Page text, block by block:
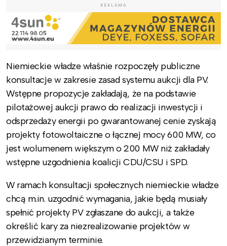
REKLAMA
Niemieckie władze właśnie rozpoczęły publiczne
konsultacje w zakresie zasad systemu aukcji dla PV.
Wstępne propozycje zakładają, że na podstawie
pilotażowej aukcji prawo do realizacji inwestycji i
odsprzedaży energii po gwarantowanej cenie zyskają
projekty fotowoltaiczne o łącznej mocy 600 MW, co
jest wolumenem większym o 200 MW niż zakładały
wstępne uzgodnienia koalicji CDU/CSU i SPD.
W ramach konsultacji społecznych niemieckie władze
chcą m.in. uzgodnić wymagania, jakie będą musiały
spełnić projekty PV zgłaszane do aukcji, a także
określić kary za niezrealizowanie projektów w
przewidzianym terminie.